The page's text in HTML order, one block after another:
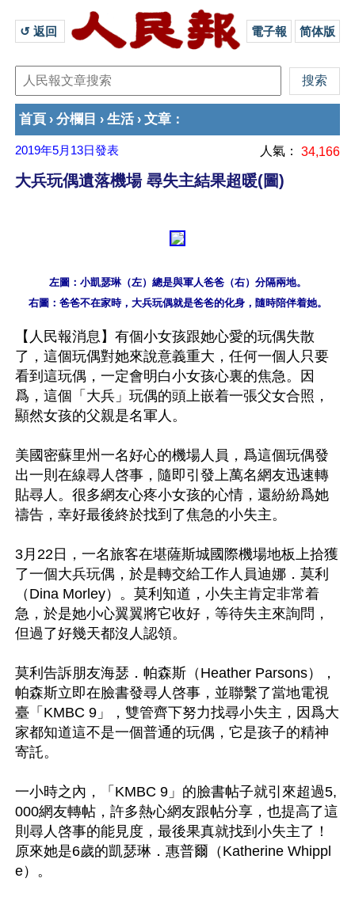
↺ 返回 電子報 简体版
首頁 › 分欄目 › 生活 › 文章 ：
2019年5月13日發表 人氣： 34,166
大兵玩偶遺落機場 尋失主結果超暖(圖)
左圖：小凱瑟琳（左）總是與軍人爸爸（右）分隔兩地。
【人民報消息】有個小女孩跟她心愛的玩偶失散
了，這個玩偶對她來說意義重大，任何一個人只要
看到這玩偶，一定會明白小女孩心裏的焦急。因
爲，這個「大兵」玩偶的頭上嵌着一張父女合照，
顯然女孩的父親是名軍人。
美國密蘇里州一名好心的機場人員，爲這個玩偶發
出一則在線尋人啓事，隨即引發上萬名網友迅速轉
貼尋人。很多網友心疼小女孩的心情，還紛紛爲她
禱告，幸好最後終於找到了焦急的小失主。
3月22日，一名旅客在堪薩斯城國際機場地板上拾獲
了一個大兵玩偶，於是轉交給工作人員迪娜．莫利
（Dina Morley）。莫利知道，小失主肯定非常着
急，於是她小心翼翼將它收好，等待失主來詢問，
但過了好幾天都沒人認領。
莫利告訴朋友海瑟．帕森斯（Heather Parsons），
帕森斯立即在臉書發尋人啓事，並聯繫了當地電視
臺「KMBC 9」，雙管齊下努力找尋小失主，因爲大
家都知道這不是一個普通的玩偶，它是孩子的精神
寄託。
一小時之內，「KMBC 9」的臉書帖子就引來超過5,
000網友轉帖，許多熱心網友跟帖分享，也提高了這
則尋人啓事的能見度，最後果真就找到小失主了！
原來她是6歲的凱瑟琳．惠普爾（Katherine Whippl
e）。